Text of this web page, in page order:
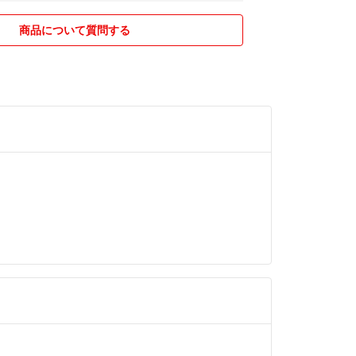
ジにてお知らせください。評価後の対応は出来か
めご了承ください。
う気をつけておりますが、到着した商品に疑問が
に不快な思いをされたのであれば、評価していた
商品について質問する